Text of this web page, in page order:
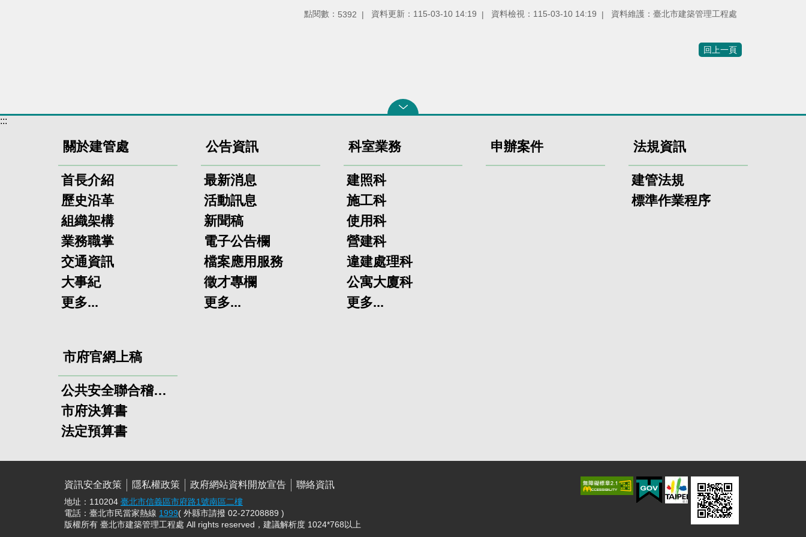
點閱數： 5392 資料更新： 115-03-10 14:19 資料檢視： 115-03-10 14:19 資料維護： 臺北市建築管理工程處
回上一頁
:::
關於建管處
首長介紹
歷史沿革
組織架構
業務職掌
交通資訊
大事紀
更多...
公告資訊
最新消息
活動訊息
新聞稿
電子公告欄
檔案應用服務
徵才專欄
更多...
科室業務
建照科
施工科
使用科
營建科
違建處理科
公寓大廈科
更多...
申辦案件 法規資訊
建管法規
標準作業程序
市府官網上稿
公共安全聯合稽查小組
市府決算書
法定預算書
資訊安全政策 隱私權政策 政府網站資料開放宣告 聯絡資訊
地址：110204 臺北市信義區市府路1號南區二樓
電話：臺北市民當家熱線 1999( 外縣市請撥 02-27208889 )
版權所有 臺北市建築管理工程處 All rights reserved，建議解析度 1024*768以上